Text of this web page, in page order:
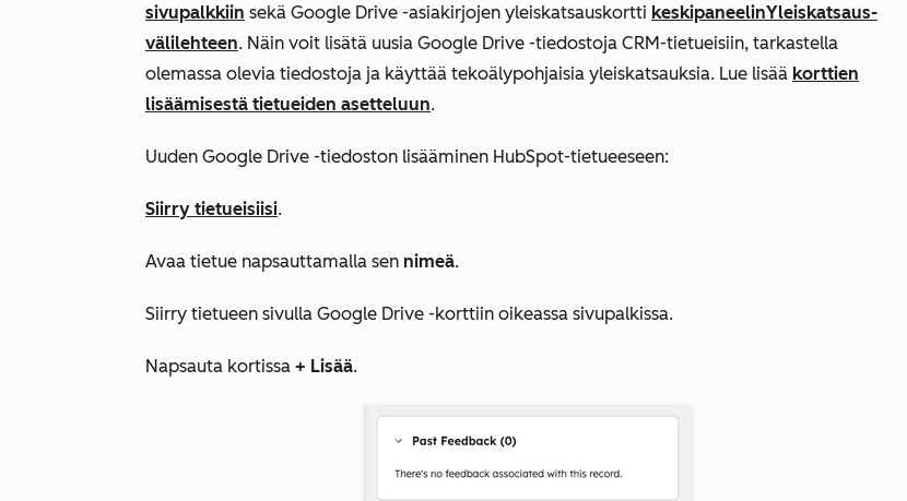
sivupalkkiin sekä Google Drive -asiakirjojen yleiskatsauskortti keskipaneelinYleiskatsaus-
välilehteen. Näin voit lisätä uusia Google Drive -tiedostoja CRM-tietueisiin, tarkastella
olemassa olevia tiedostoja ja käyttää tekoälypohjaisia yleiskatsauksia. Lue lisää korttien
lisäämisestä tietueiden asetteluun.
Uuden Google Drive -tiedoston lisääminen HubSpot-tietueeseen:
Siirry tietueisiisi.
Avaa tietue napsauttamalla sen nimeä.
Siirry tietueen sivulla Google Drive -korttiin oikeassa sivupalkissa.
Napsauta kortissa + Lisää.